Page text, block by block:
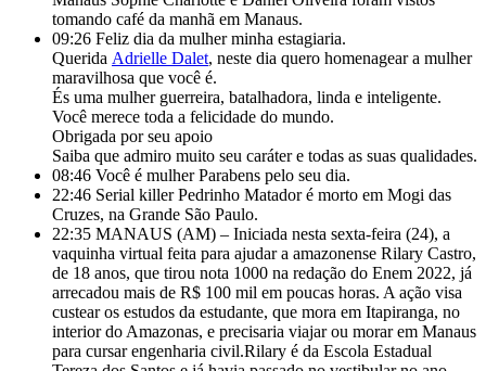
tomando café da manhã em Manaus.
09:26 Feliz dia da mulher minha estagiaria.
Querida Adrielle Dalet, neste dia quero homenagear a mulher
maravilhosa que você é.
És uma mulher guerreira, batalhadora, linda e inteligente.
Você merece toda a felicidade do mundo.
Obrigada por seu apoio
Saiba que admiro muito seu caráter e todas as suas qualidades.
08:46 Você é mulher Parabens pelo seu dia.
22:46 Serial killer Pedrinho Matador é morto em Mogi das
Cruzes, na Grande São Paulo.
22:35 MANAUS (AM) – Iniciada nesta sexta-feira (24), a
vaquinha virtual feita para ajudar a amazonense Rilary Castro,
de 18 anos, que tirou nota 1000 na redação do Enem 2022, já
arrecadou mais de R$ 100 mil em poucas horas. A ação visa
custear os estudos da estudante, que mora em Itapiranga, no
interior do Amazonas, e precisaria viajar ou morar em Manaus
para cursar engenharia civil.Rilary é da Escola Estadual